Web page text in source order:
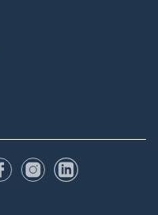
FacebookInstagram
LinkedIn